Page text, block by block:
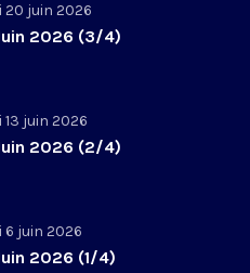
20 juin 2026
2026 (3/4)
13 juin 2026
2026 (2/4)
6 juin 2026
2026 (1/4)